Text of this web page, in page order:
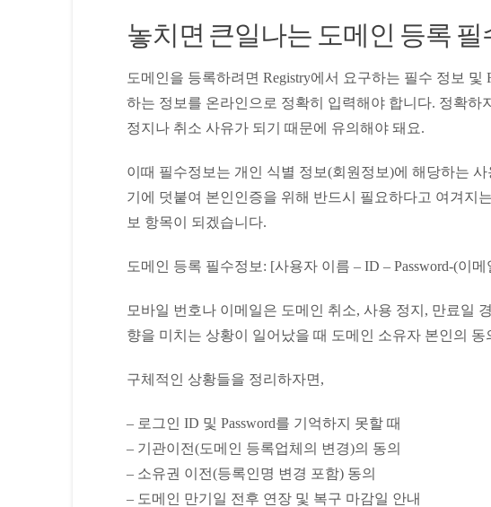
놓치면 큰일나는 도메인 등록 필
도메인을 등록하려면 Registry에서 요구하는 필수 정보 및
하는 정보를 온라인으로 정확히 입력해야 합니다. 정확하
정지나 취소 사유가 되기 때문에 유의해야 돼요.
이때 필수정보는 개인 식별 정보(회원정보)에 해당하는 사
기에 덧붙여 본인인증을 위해 반드시 필요하다고 여겨지
보 항목이 되겠습니다.
도메인 등록 필수정보: [사용자 이름 – ID – Password-(이
모바일 번호나 이메일은 도메인 취소, 사용 정지, 만료일
향을 미치는 상황이 일어났을 때 도메인 소유자 본인의
구체적인 상황들을 정리하자면,
– 로그인 ID 및 Password를 기억하지 못할 때
– 기관이전(도메인 등록업체의 변경)의 동의
– 소유권 이전(등록인명 변경 포함) 동의
– 도메인 만기일 전후 연장 및 복구 마감일 안내